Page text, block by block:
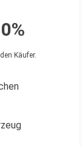
0%
Käufer.